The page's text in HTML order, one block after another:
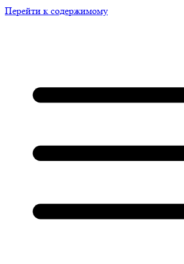
Перейти к содержимому